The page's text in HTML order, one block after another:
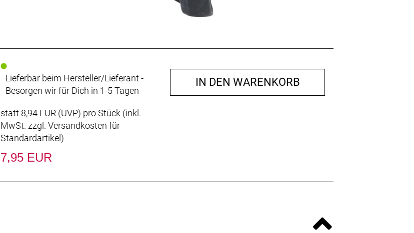
Lieferbar beim Hersteller/Lieferant -
Besorgen wir für Dich in 1-5 Tagen
statt 8,94 EUR (UVP) pro Stück (inkl.
MwSt. zzgl. Versandkosten für
Standardartikel)
7,95 EUR
IN DEN WARENKORB